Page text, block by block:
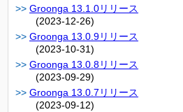
Groonga 13.1.0リリース
(2023-12-26)
Groonga 13.0.9リリース
(2023-10-31)
Groonga 13.0.8リリース
(2023-09-29)
Groonga 13.0.7リリース
(2023-09-12)